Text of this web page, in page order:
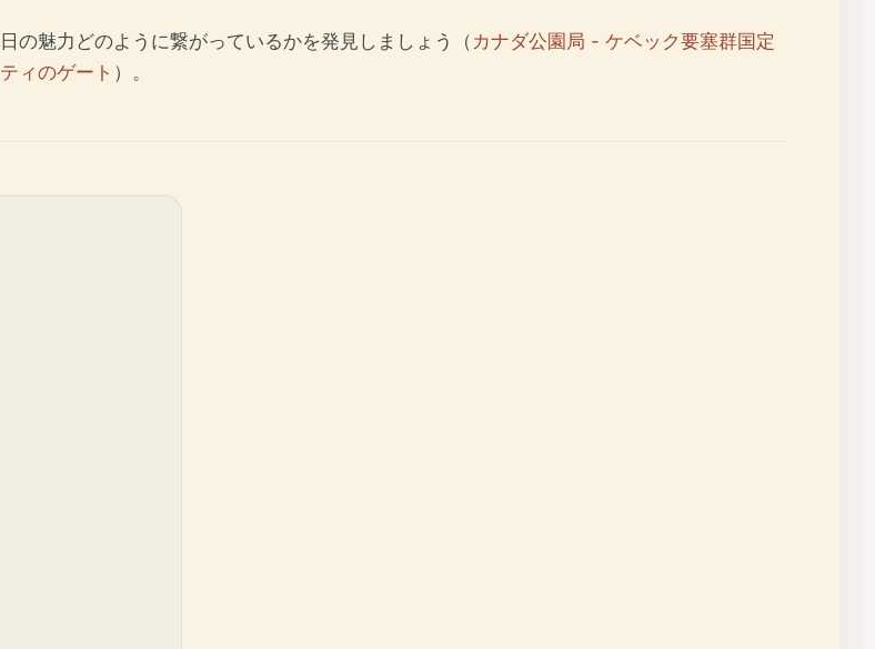
の魅力どのように繋がっているかを発見しましょう（ カナダ公園局 - ケベック要塞群国定
ィのゲート ）。